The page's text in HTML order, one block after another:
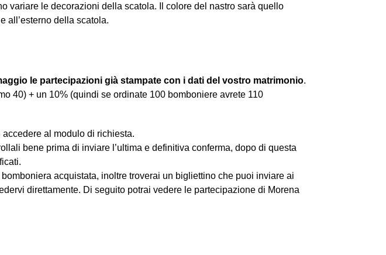
variare le decorazioni della scatola. Il colore del nastro sarà quello
all’esterno della scatola.
le partecipazioni già stampate con i dati del vostro matrimonio.
40) + un 10% (quindi se ordinate 100 bomboniere avrete 110
al modulo di richiesta.
bene prima di inviare l’ultima e definitiva conferma, dopo di questa
acquistata, inoltre troverai un bigliettino che puoi inviare ai
direttamente. Di seguito potrai vedere le partecipazione di Morena